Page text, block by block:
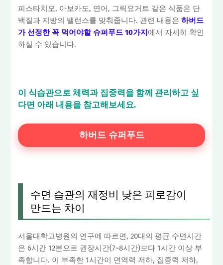
피스타치오, 아보카도, 연어, 그릭요거트 같은 식품은 단
백질과 지방의 밸런스를 맞춰줍니다. 관련 내용은 하버드
가 선정한 꼭 먹어야할 슈퍼푸드 10가지에서 자세히 확인
하실 수 있습니다.
이 식습관으로 체력과 집중력을 함께 관리하고 싶
다면 아래 내용을 참고해보세요.
하버드 슈퍼푸드
수면 습관의 재정비 낮은 피로감이
만드는 차이
서울대학교병원의 연구에 따르면, 20대의 평균 수면시간
은 6시간 12분으로 권장시간(7~8시간)보다 1시간 이상 부
족합니다. 이 부족한 1시간이 면역력 저하, 집중력 저하,